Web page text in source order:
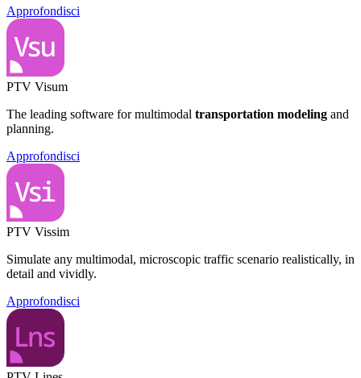
Approfondisci
PTV Visum
The leading software for multimodal transportation modeling and
planning.
Approfondisci
PTV Vissim
Simulate any multimodal, microscopic traffic scenario realistically, in
detail and vividly.
Approfondisci